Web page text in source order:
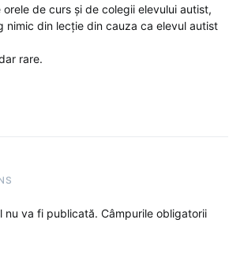
de curs și de colegii elevului autist,
nimic din lecție din cauza ca elevul autist
rare.
nu va fi publicată. Câmpurile obligatorii